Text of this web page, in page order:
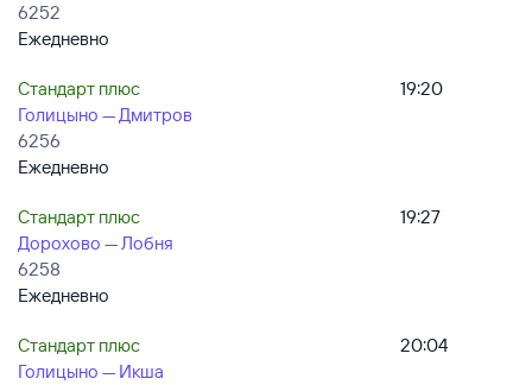
6252
Ежедневно
Стандарт плюс
Голицыно — Дмитров
6256
Ежедневно
19:20
Стандарт плюс
Дорохово — Лобня
6258
Ежедневно
19:27
Стандарт плюс
Голицыно — Икша
20:04